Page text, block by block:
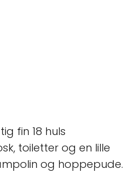
fin 18 huls
toiletter og en lille
og hoppepude.